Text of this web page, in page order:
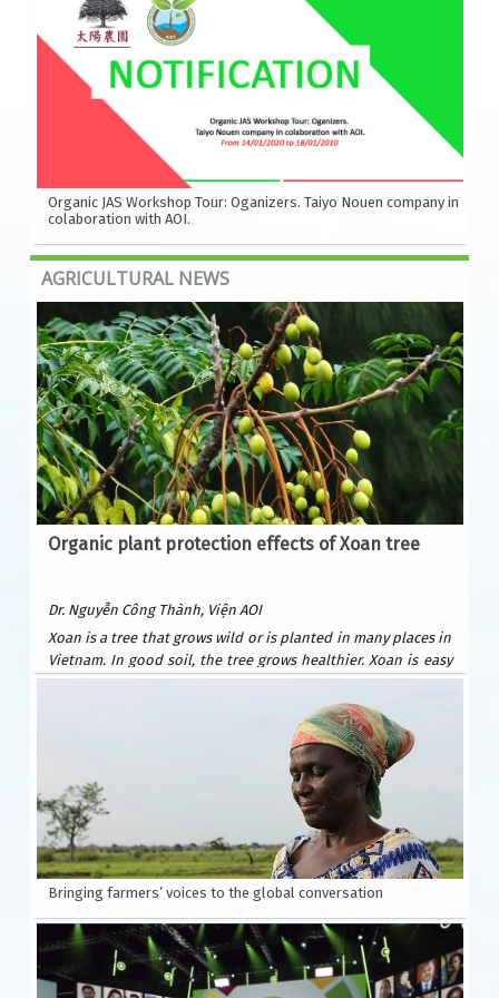
Organic JAS Workshop Tour: Oganizers. Taiyo Nouen company in
colaboration with AOI.
AGRICULTURAL NEWS
Organic plant protection effects of Xoan tree
Dr. Nguyễn Công Thành, Viện AOI
Xoan is a tree that grows wild or is planted in many places in
Vietnam. In good soil, the tree grows healthier. Xoan is easy
to plant and grows quickly. After only 6 years, it can be
exploited for wood to build houses and furniture. Xoan
wood is beautiful and durable, valued as precious forest
wood because it is resistant to termites. Xoan is suitable for
many types of soil: sandy beaches, plains, hills, and fields.
Usually planted by seeds.
According to Wikipedia, Xoan is native to India, southern
China and Australia.
Bringing farmers’ voices to the global conversation